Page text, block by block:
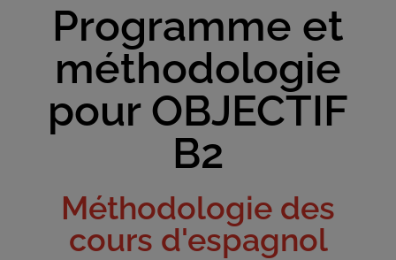
Programme et
méthodologie
pour OBJECTIF
B2
Méthodologie des
cours d'espagnol